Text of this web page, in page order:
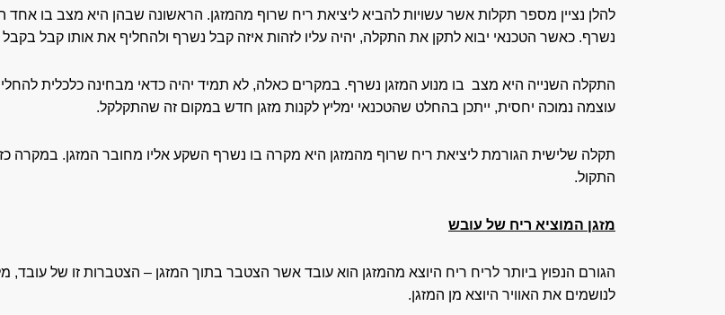
להלן נציין מספר תקלות אשר עשויות להביא ליציאת ריח שרוף מהמזגן. הראשונה שבהן היא מצב בו
נשרף. כאשר הטכנאי יבוא לתקן את התקלה, יהיה עליו לזהות איזה קבל נשרף ולהחליף את אותו קבל
התקלה השנייה היא מצב בו מנוע המזגן נשרף. במקרים כאלה, לא תמיד יהיה כדאי מבחינה כלכלית
עוצמה נמוכה יחסית, ייתכן בהחלט שהטכנאי ימליץ לקנות מזגן חדש במקום זה שהתקלקל.
תקלה שלישית הגורמת ליציאת ריח שרוף מהמזגן היא מקרה בו נשרף השקע אליו מחובר המזגן. במקרה
התקול.
מזגן המוציא ריח של עובש
הגורם הנפוץ ביותר לריח ריח היוצא מהמזגן הוא עובד אשר הצטבר בתוך המזגן – הצטברות זו של עובד,
לנושמים את האוויר היוצא מן המזגן.